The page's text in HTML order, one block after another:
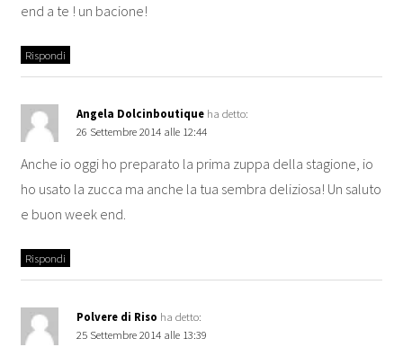
end a te ! un bacione!
Rispondi
Angela Dolcinboutique ha detto:
26 Settembre 2014 alle 12:44
Anche io oggi ho preparato la prima zuppa della stagione, io
ho usato la zucca ma anche la tua sembra deliziosa! Un saluto
e buon week end.
Rispondi
Polvere di Riso ha detto:
25 Settembre 2014 alle 13:39